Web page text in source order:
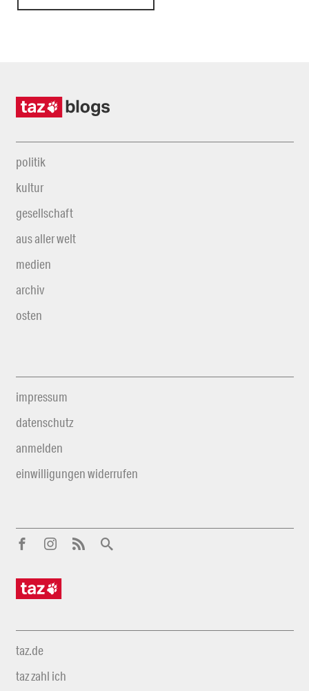
politik
kultur
gesellschaft
aus aller welt
medien
archiv
osten
impressum
datenschutz
anmelden
einwilligungen widerrufen
taz.de
taz zahl ich